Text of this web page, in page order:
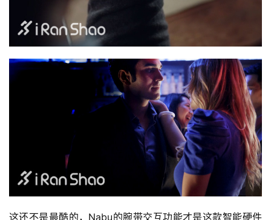
装
备
用
精
这还不是最酷的，Nabu的腕带交互功能才是这款智能硬件